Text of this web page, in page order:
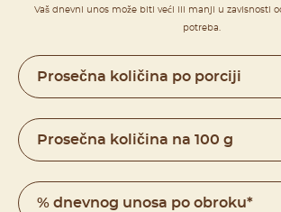
Vaš dnevni unos može biti veći ili manji u zavisnosti
potreba.
Prosečna količina po porciji
Prosečna količina na 100 g
% dnevnog unosa po obroku*